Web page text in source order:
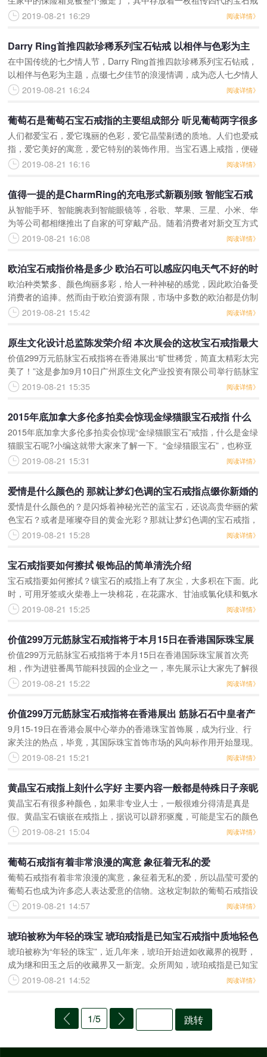
指。办案民警全力侦破，72小时内成功抓获了主要嫌疑人，并顺利
2019-08-21 16:29 阅读详情》
Darry Ring首推四款珍稀系列宝石钻戒 以相伴与色彩为主
题
在中国传统的七夕情人节，Darry Ring首推四款珍稀系列宝石钻戒，
以相伴与色彩为主题，点缀七夕佳节的浪漫情调，成为恋人七夕情人
节求婚的最好礼物。自品牌创立以来，Darry Ring一直都以极富浪漫
2019-08-21 16:24 阅读详情》
葡萄石是葡萄石宝石戒指的主要组成部分 听见葡萄两字很多
人便会想到酸甜可口的晶莹葡萄
人们都爱宝石，爱它瑰丽的色彩，爱它晶莹剔透的质地。人们也爱戒
指，爱它美好的寓意，爱它特别的装饰作用。当宝石遇上戒指，便碰
撞出了不一样的绚丽色彩，如葡萄石戒指。葡萄石戒指有着可爱的名
2019-08-21 16:16 阅读详情》
值得一提的是CharmRing的充电形式新颖别致 智能宝石戒
指的充电设备直接嵌入了用户存放戒指的首饰盒中
从智能手环、智能腕表到智能眼镜等，谷歌、苹果、三星、小米、华
为等公司都相继推出了自家的可穿戴产品。随着消费者对新交互方式
的热情日益高涨，可穿戴智能产品的市场将呈现后劲十足的增长力。
2019-08-21 16:08 阅读详情》
欧泊宝石戒指价格是多少 欧泊石可以感应闪电天气不好的时
候欧泊石会出现一些微妙的变化
欧泊种类繁多、颜色绚丽多彩，给人一种神秘的感觉，因此欧泊备受
消费者的追捧。然而由于欧泊资源有限，市场中多数的欧泊都是仿制
的，那么你了解欧泊宝石价格，及欧泊戒指佩戴的好处有哪些吗?目
2019-08-21 15:42 阅读详情》
原生文化设计总监陈发荣介绍 本次展会的这枚宝石戒指最大
的亮点是材料选用了天然的筋脉宝石
价值299万元筋脉宝石戒指将在香港展出“旷世稀货，简直太精彩太完
美了！”这是参加9月10日广州原生文化产业投资有限公司举行筋脉宝
石首饰发布与展示活动上与会人员发出的赞叹。据了解，筋脉石，石
2019-08-21 15:35 阅读详情》
​2015年底加拿大多伦多拍卖会惊现金绿猫眼宝石戒指 什么
是金绿猫眼宝石呢
2015年底加拿大多伦多拍卖会惊现“金绿猫眼宝石”戒指，什么是金绿
猫眼宝石呢?小编这就带大家来了解一下。“金绿猫眼宝石”，也称亚
历山大猫眼石，即有变色又有猫眼现象，是一种很珍贵而又奇异的宝
2019-08-21 15:31 阅读详情》
爱情是什么颜色的 那就让梦幻色调的宝石戒指点缀你新婚的
蜜梦吧
爱情是什么颜色的？是闪烁着神秘光芒的蓝宝石，还说高贵华丽的紫
色宝石？或者是璀璨夺目的黄金光彩？那就让梦幻色调的宝石戒指，
点缀你新婚的蜜梦吧！小编现在就从最奢华之选、最经典之选、最惠
2019-08-21 15:28 阅读详情》
宝石戒指要如何擦拭 银饰品的简单清洗介绍
宝石戒指要如何擦拭？镶宝石的戒指上有了灰尘，大多积在下面。此
时，可用牙签或火柴卷上一块棉花，在花露水、甘油或氯化镁和氨水
的混合物中蘸湿，擦洗宝石及其框架，然后用绒布擦亮戒指。切不可
2019-08-21 15:25 阅读详情》
价值299万元筋脉宝石戒指将于本月15日在香港国际珠宝展
首次亮相 呈现出了独特的纹理色彩造型和能量
价值299万元筋脉宝石戒指将于本月15日在香港国际珠宝展首次亮
相，作为进驻番禺节能科技园的企业之一，率先展示让大家先了解很
有必要，也理所当然。现场，很多五彩斑斓的天然宝石陈列于展厅，
2019-08-21 15:22 阅读详情》
价值299万元筋脉宝石戒指将在香港展出 筋脉石石中皇者产
于戈壁荒漠深处
9月15-19日在香港会展中心举办的香港珠宝首饰展，成为行业、行
家关注的热点，毕竟，其国际珠宝首饰市场的风向标作用开始显现。
一般饰品，卖上个3000-5000元，相信不少人认为售价偏高，而价值
2019-08-21 15:21 阅读详情》
黄晶宝石戒指上刻什么字好 主要内容一般都是特殊日子亲昵
的名字和爱情的宣言
黄晶宝石有很多种颜色，如果非专业人士，一般很难分得清是真是
假。黄晶宝石镶嵌在戒指上，据说可以辟邪驱魔，可能是宝石的颜色
给人带来了好心情吧?黄晶宝石戒指上刻什么字好?黄晶宝石戒指上
2019-08-21 15:04 阅读详情》
葡萄石戒指有着非常浪漫的寓意 象征着无私的爱
葡萄石戒指有着非常浪漫的寓意，象征着无私的爱，所以晶莹可爱的
葡萄石也成为许多恋人表达爱意的信物。这枚定制款的葡萄石戒指设
计很华贵大气，采用顶级的天然葡萄石，清透无瑕，泛着幽幽的荧
2019-08-21 14:57 阅读详情》
琥珀被称为年轻的珠宝 琥珀戒指是已知宝石戒指中质地轻色
泽自然的
琥珀被称为“年轻的珠宝”，近几年来，琥珀开始进如收藏界的视野，
成为继和田玉之后的收藏界又一新宠。众所周知，琥珀戒指是已知宝
石戒指中，质地轻、色泽自然的。有关专家透露，在国内市场上，琥
2019-08-21 14:52 阅读详情》
1/5 跳转